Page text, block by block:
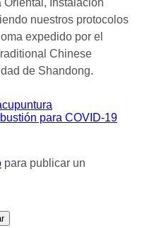
Oriental, Instalación
nuestros protocolos
expedido por el
Chinese
de Shandong.
para COVID-19
para publicar un